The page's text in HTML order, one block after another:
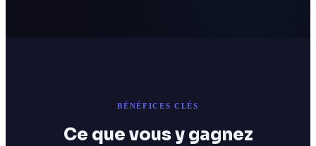
BÉNÉFICES CLÉS
Ce que vous y gagnez